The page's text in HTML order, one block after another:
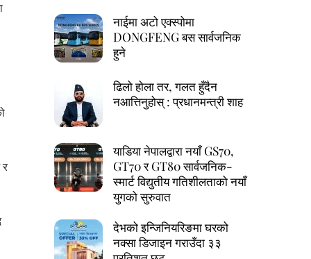
र
नाईमा अटो एक्स्पोमा
DONGFENG बस सार्वजनिक
हुने
ढिलो होला तर, गलत हुँदैन
नआत्तिनुहोस् : प्रधानमन्त्री शाह
याडिया नेपालद्वारा नयाँ GS70,
GT70 र GT80 सार्वजनिक-
स्मार्ट विद्युतीय गतिशीलताको नयाँ
युगको सुरुवात
देभको इन्जिनियरिङमा घरको
नक्सा डिजाइन गराउँदा ३३